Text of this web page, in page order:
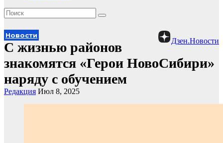
Дзен.Новости
Новости
С жизнью районов
знакомятся «Герои НовоСибири»
наряду с обучением
Редакция Июл 8, 2025